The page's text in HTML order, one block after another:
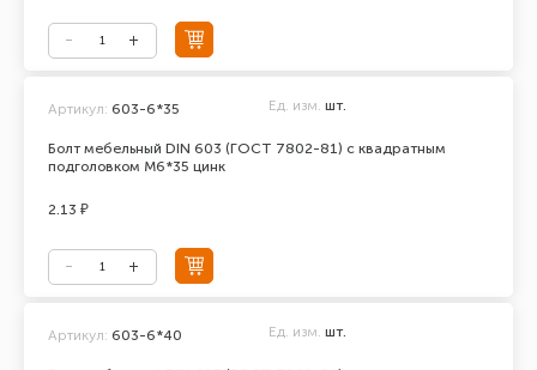
Болт мебельный DIN 603 (ГОСТ 7802-81) с квадратным
подголовком М6*35 цинк
Артикул: 603-6*35 Ед. изм. шт.
2.13 ₽
Артикул: 603-6*40 Ед. изм. шт.